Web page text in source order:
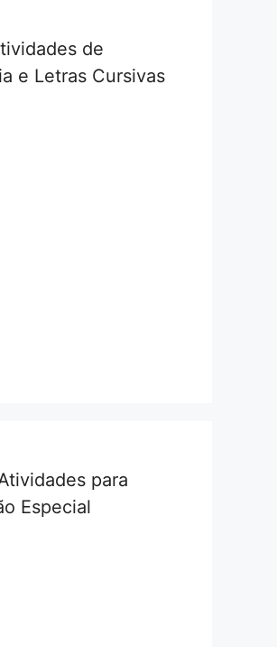
de
e Letras Cursivas
para
Especial